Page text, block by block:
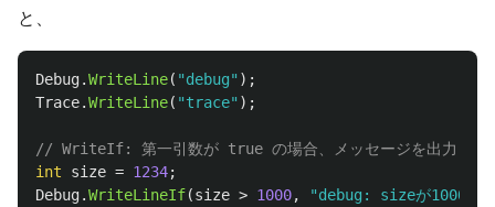
と、
Debug.WriteLine( "debug" );
Trace.WriteLine( "trace" );
// WriteIf: 第一引数が true の場合、メッセージを出力
int
size = 1234;
Debug.WriteLineIf(size > 1000,
"debug: sizeが1000を